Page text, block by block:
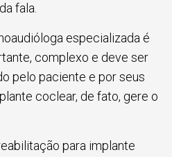
fala.
especializada é
complexo e deve ser
pelo paciente e por seus
coclear, de fato, gere o
para implante